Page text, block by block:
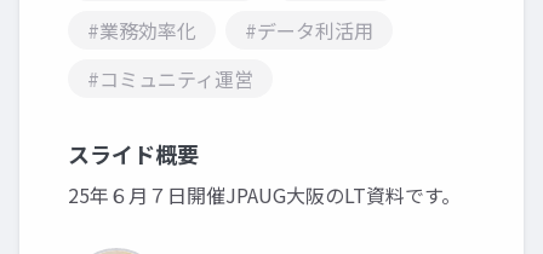
#業務効率化
#データ利活用
#コミュニティ運営
スライド概要
25年６月７日開催JPAUG大阪のLT資料です。